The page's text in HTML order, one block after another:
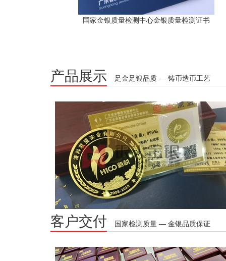
国家金银质量检测中心金银质量检测证书
产品展示 足金足银品质 — 铸币造币工艺
客户交付 国家检测质量 — 金银品质保证